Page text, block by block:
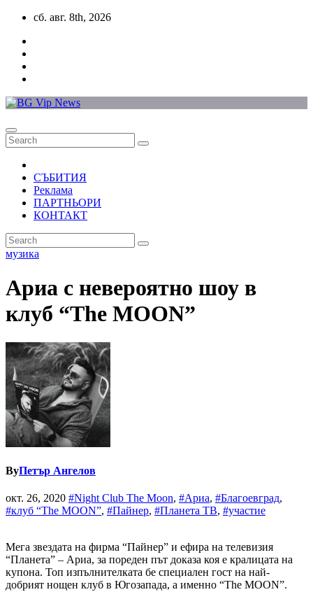
Skip
content
сб. авг. 8th, 2026
СЪБИТИЯ
Реклама
ПАРТНЬОРИ
КОНТАКТ
музика
Ариа с невероятно шоу в
клуб “The MOON”
ByПетър Ангелов
окт. 26, 2020 #Night Club The Moon, #Ариа, #Благоевград,
#клуб “The MOON”, #Пайнер, #Планета ТВ, #участие
Мега звездата на фирма “Пайнер” и ефира на телевизия
“Планета” – Ариа, за пореден път доказа коя е кралицата на
купона. Топ изпълнителката бе специален гост на най-
добрият нощен клуб в Югозапада, а именно “The MOON”.